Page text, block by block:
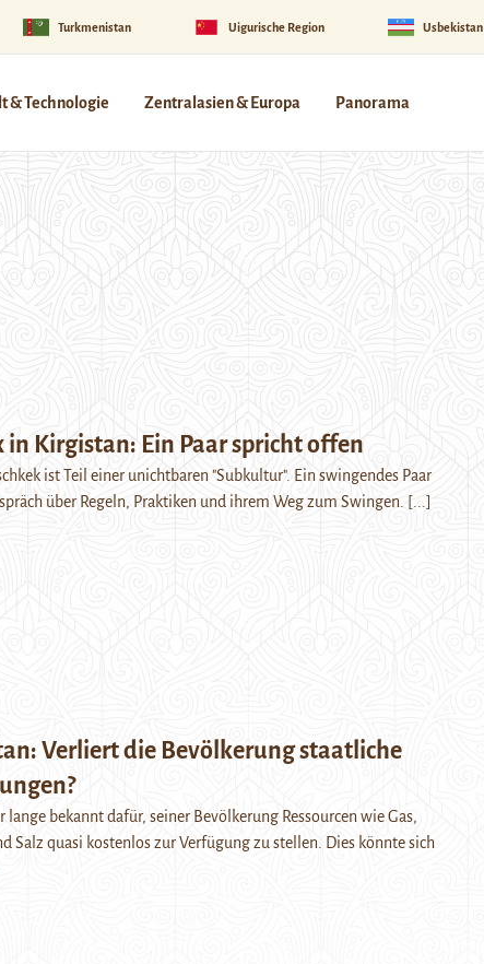
Turkmenistan Uigurische Region Usbekistan
& Technologie Zentralasien & Europa Panorama
in Kirgistan: Ein Paar spricht offen
ist Teil einer unichtbaren "Subkultur". Ein swingendes Paar
über Regeln, Praktiken und ihrem Weg zum Swingen.
[...]
Verliert die Bevölkerung staatliche
lange bekannt dafür, seiner Bevölkerung Ressourcen wie Gas,
Salz quasi kostenlos zur Verfügung zu stellen. Dies könnte sich